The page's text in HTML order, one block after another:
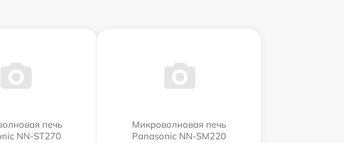
печь
NN-ST270
Микроволновая печь
Panasonic NN-SM220